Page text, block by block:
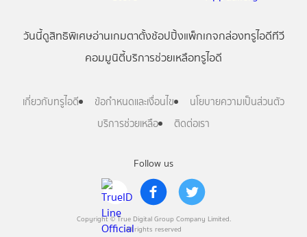
Follow us
Copyright © True Digital Group Company Limited.
All rights reserved
วันนี้ดูสิทธิพิเศษอ่านเกมตาตั้งช้อปปิ้งแพ็กเกจกล่องทรูไอดีทีวี
คอมมูนิตี้บริการช่วยเหลือทรูไอดี
เกี่ยวกับทรูไอดี ข้อกำหนดและเงื่อนไข
นโยบายความเป็นส่วนตัว
บริการช่วยเหลือ
ติดต่อเรา